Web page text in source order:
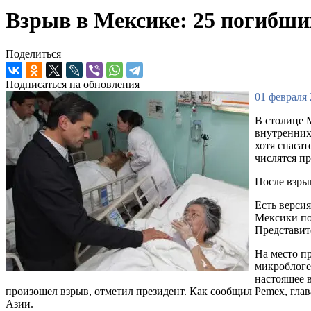
Взрыв в Мексике: 25
Поделиться
Подписаться на обновления
01 февраля
В столице
хотя
числятся
После
Есть
Мексики
На место
настоящее
произошел взрыв, отметил президент. Как сообщил Pemex,
Азии.